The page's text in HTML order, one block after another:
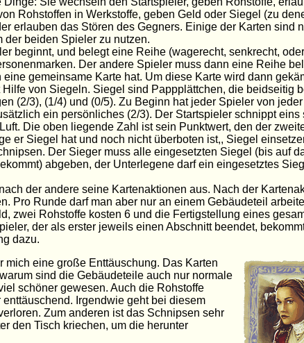
Rohstoffen in Werkstoffe, geben Geld oder Siegel (zu
erlauben das Stören des Gegners. Einige der Karten sind
der beiden Spieler zu nutzen.
beginnt, und belegt eine Reihe (wagerecht, senkrecht,
Der andere Spieler muss dann eine Reihe
eine gemeinsame Karte hat. Um diese Karte wird dann
Hilfe von Siegeln. Siegel sind Pappplättchen, die beidseitig
(2/3), (1/4) und (0/5). Zu Beginn hat jeder Spieler von
ein persönliches (2/3). Der Startspieler schnippt eins
Die oben liegende Zahl ist sein Punktwert, den der
er Siegel hat und noch nicht überboten ist,, Siegel
Der Sieger muss alle eingesetzten Siegel (bis auf
abgeben, der Unterlegene darf ein eingesetztes
der andere seine Kartenaktionen aus. Nach der
Pro Runde darf man aber nur an einem Gebäudeteil
zwei Rohstoffe kosten 6 und die Fertigstellung eines
der als erster jeweils einen Abschnitt beendet,
dazu.
mich eine große Enttäuschung. Das Karten
sind die Gebäudeteile auch nur normale
schöner gewesen. Auch die Rohstoffe
Irgendwie geht bei diesem
Zum anderen ist das Schnipsen sehr
den Tisch kriechen, um die herunter